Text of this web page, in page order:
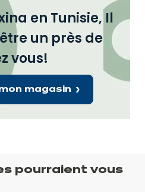
en Tunisie, Il
un près de
vous!
magasin
pourraient vous